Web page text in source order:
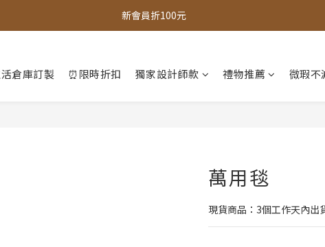
全館，滿888超取免運｜滿1500宅配免運
全館現貨商品，3個工作天內出貨
倉庫訂製 ⏰限時折扣 獨家設計師款 禮物推薦 微瑕
萬用毯
現貨商品：3個工作天內出